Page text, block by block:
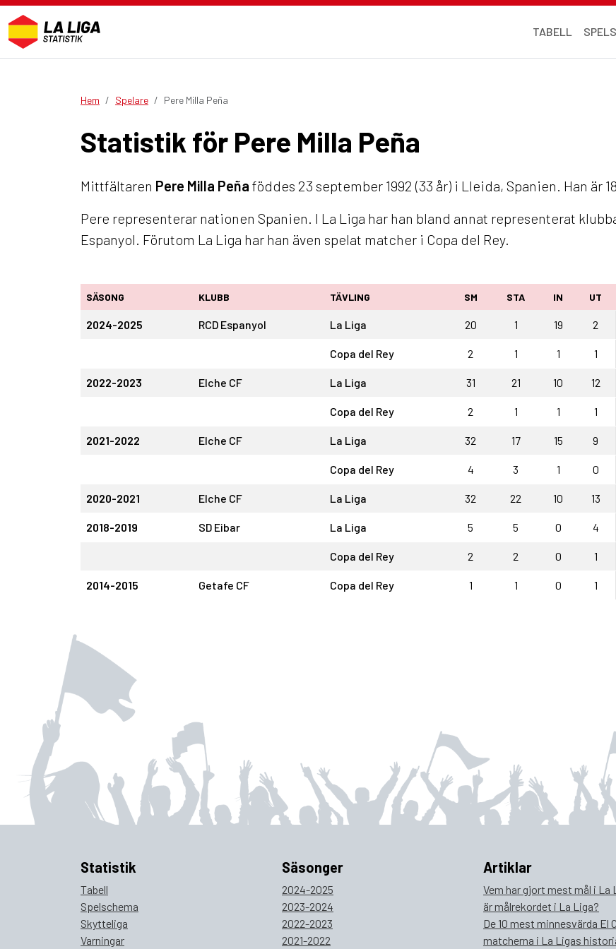
TABELL
Hem Spelare Pere Milla Peña
Statistik för Pere Milla Peña
Mittfältaren Pere Milla Peña föddes 23 september 1992 (33 år) i Lleida, Spanien. Han är
Pere representerar nationen Spanien. I La Liga har han bland annat representerat
Espanyol. Förutom La Liga har han även spelat matcher i Copa del Rey.
SÄSONG KLUBB TÄVLING SM STA IN UT
2024-2025 RCD Espanyol La Liga 20 1 19 2
Copa del Rey 2 1 1 1
2022-2023 Elche CF La Liga 31 21 10 12
Copa del Rey 2 1 1 1
2021-2022 Elche CF La Liga 32 17 15 9
Copa del Rey 4 3 1 0
2020-2021 Elche CF La Liga 32 22 10 13
2018-2019 SD Eibar La Liga 5 5 0 4
Copa del Rey 2 2 0 1
2014-2015 Getafe CF Copa del Rey 1 1 0 1
Statistik
Tabell
Spelschema
Skytteliga
Varningar
Säsonger
2024-2025
2023-2024
2022-2023
2021-2022
Artiklar
Vem har gjort mest mål i La
är målrekordet i La Liga?
De 10 mest minnesvärda El
matcherna i La Ligas